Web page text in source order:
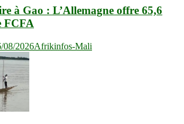
à Gao : L’Allemagne offre 65,6
FCFA
08/2026Afrikinfos-Mali